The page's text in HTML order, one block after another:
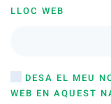
LLOC WEB
DESA EL MEU
WEB EN AQUEST